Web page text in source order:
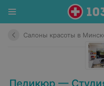
Салоны красоты в
Педикюр —